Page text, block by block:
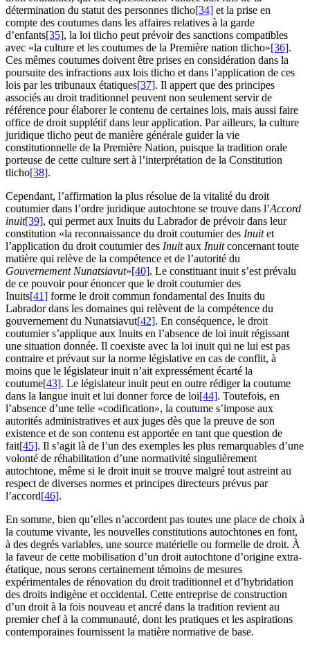
détermination du statut des personnes tlicho[34] et la prise en
compte des coutumes dans les affaires relatives à la garde
d’enfants[35], la loi tlicho peut prévoir des sanctions compatibles
avec «la culture et les coutumes de la Première nation tlicho»[36].
Ces mêmes coutumes doivent être prises en considération dans la
poursuite des infractions aux lois tlicho et dans l’application de ces
lois par les tribunaux étatiques[37]. Il appert que des principes
associés au droit traditionnel peuvent non seulement servir de
référence pour élaborer le contenu de certaines lois, mais aussi faire
office de droit supplétif dans leur application. Par ailleurs, la culture
juridique tlicho peut de manière générale guider la vie
constitutionnelle de la Première Nation, puisque la tradition orale
porteuse de cette culture sert à l’interprétation de la Constitution
tlicho[38].
Cependant, l’affirmation la plus résolue de la vitalité du droit
coutumier dans l’ordre juridique autochtone se trouve dans l’Accord
inuit[39], qui permet aux Inuits du Labrador de prévoir dans leur
constitution «la reconnaissance du droit coutumier des Inuitet
l’application du droit coutumier des Inuitaux Inuitconcernant toute
matière qui relève de la compétence et de l’autorité du
Gouvernement Nunatsiavut»[40]. Le constituant inuit s’est prévalu
de ce pouvoir pour énoncer que le droit coutumier des
Inuits[41] forme le droit commun fondamental des Inuits du
Labrador dans les domaines qui relèvent de la compétence du
gouvernement du Nunatsiavut[42]. En conséquence, le droit
coutumier s’applique aux Inuits en l’absence de loi inuit régissant
une situation donnée. Il coexiste avec la loi inuit qui ne lui est pas
contraire et prévaut sur la norme législative en cas de conflit, à
moins que le législateur inuit n’ait expressément écarté la
coutume[43]. Le législateur inuit peut en outre rédiger la coutume
dans la langue inuit et lui donner force de loi[44]. Toutefois, en
l’absence d’une telle «codification», la coutume s’impose aux
autorités administratives et aux juges dès que la preuve de son
existence et de son contenu est apportée en tant que question de
fait[45]. Il s’agit là de l’un des exemples les plus remarquables d’une
volonté de réhabilitation d’une normativité singulièrement
autochtone, même si le droit inuit se trouve malgré tout astreint au
respect de diverses normes et principes directeurs prévus par
l’accord[46].
En somme, bien qu’elles n’accordent pas toutes une place de choix à
la coutume vivante, les nouvelles constitutions autochtones en font,
à des degrés variables, une source matérielle ou formelle de droit. À
la faveur de cette mobilisation d’un droit autochtone d’origine extra-
étatique, nous serons certainement témoins de mesures
expérimentales de rénovation du droit traditionnel et d’hybridation
des droits indigène et occidental. Cette entreprise de construction
d’un droit à la fois nouveau et ancré dans la tradition revient au
premier chef à la communauté, dont les pratiques et les aspirations
contemporaines fournissent la matière normative de base.